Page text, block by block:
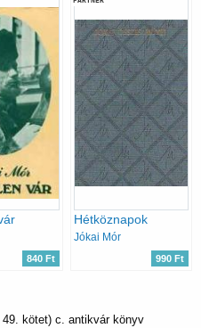
840 Ft
Hétköznapok
Jókai Mór
990 Ft
kötet) c. antikvár könyv